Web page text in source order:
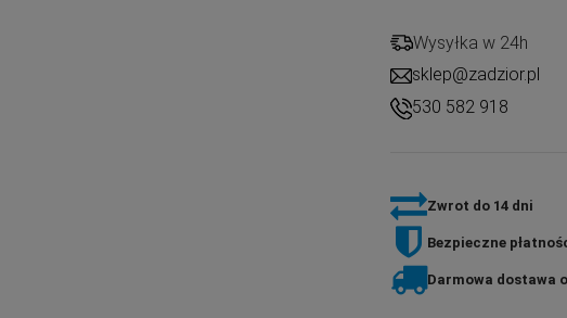
Wysyłka w 24h
sklep@zadzior.pl
530 582 918
Zwrot do 14 dni
Bezpieczne
Darmowa dostawa